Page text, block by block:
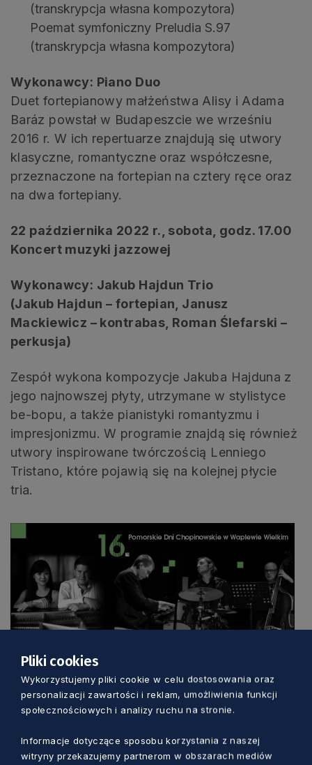
(transkrypcja własna kompozytora)
Poemat symfoniczny Preludia S.97
(transkrypcja własna kompozytora)
Wykonawcy: Piano Duo
Duet fortepianowy małżeństwa Alisy i Adama
Baráz powstał w Budapeszcie we wrześniu
2016 r. W ich repertuarze znajdują się utwory
klasyczne, romantyczne oraz współczesne,
przeznaczone na fortepian na cztery ręce oraz
na dwa fortepiany.
22 października 2022 r., sobota, godz. 17.00
Koncert muzyki jazzowej
Wykonawcy: Jakub Hajdun Trio
(Jakub Hajdun – fortepian, Janusz
Mackiewicz – kontrabas, Roman Ślefarski –
perkusja)
Zespół wykona kompozycje Jakuba Hajduna z
jego najnowszej płyty, utrzymane w stylistyce
be-bopu, a także pianistyki romantyzmu i
impresjonizmu. W programie znajdą się również
utwory inspirowane twórczością Lenniego
Tristano, które pojawią się na kolejnej płycie
tria.
Zobacz również
Pliki cookies
Wykorzystujemy pliki cookie w celu dostosowania oraz
personalizacji zawartości i reklam, umożliwienia funkcji
społecznościowych i analizy ruchu na stronie.
Informacje dotyczące sposobu korzystania z naszej
witryny przekazujemy partnerom w obszarach mediów